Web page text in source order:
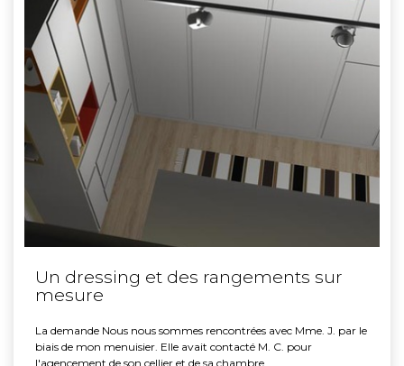
Un dressing et des rangements sur
mesure
La demande Nous nous sommes rencontrées avec Mme. J. par le
biais de mon menuisier. Elle avait contacté M. C. pour
l'agencement de son cellier et de sa chambre…